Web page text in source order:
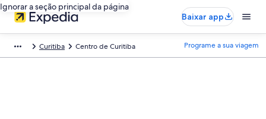
Ignorar a seção principal da página
Baixar app
Curitiba Centro de Curitiba Programe a sua viagem